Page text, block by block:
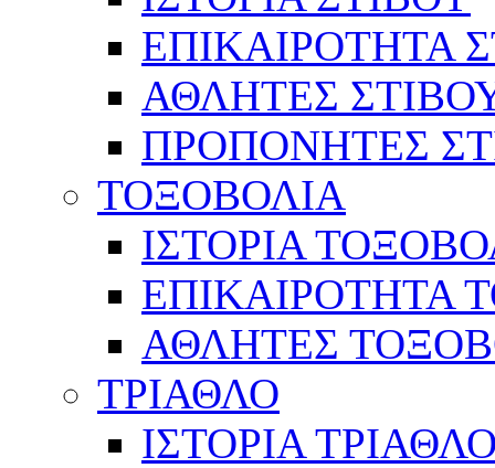
ΕΠΙΚΑΙΡΟΤΗΤΑ
ΑΘΛΗΤΕΣ
ΠΡΟΠΟΝΗΤΕΣ
ΤΟΞΟΒΟΛΙΑ
ΙΣΤΟΡΙΑ
ΕΠΙΚΑΙΡΟΤΗΤΑ
ΑΘΛΗΤΕΣ
ΤΡΙΑΘΛΟ
ΙΣΤΟΡΙΑ